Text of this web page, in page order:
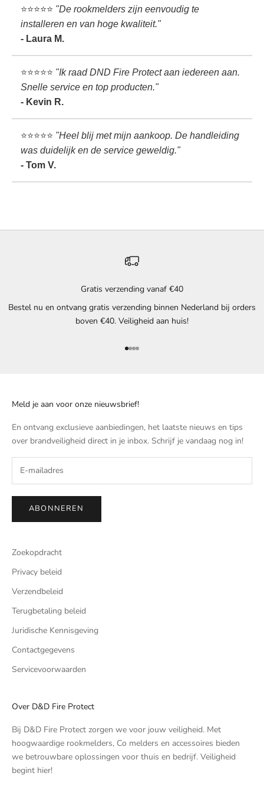
⭐️⭐️⭐️⭐️⭐️ "De rookmelders zijn eenvoudig te
installeren en van hoge kwaliteit."
- Laura M.
⭐️⭐️⭐️⭐️⭐️ "Ik raad DND Fire Protect aan iedereen aan.
Snelle service en top producten."
- Kevin R.
⭐️⭐️⭐️⭐️⭐️ "Heel blij met mijn aankoop. De handleiding
was duidelijk en de service geweldig."
- Tom V.
Gratis verzending vanaf €40
Bestel nu en ontvang gratis verzending binnen Nederland bij orders
boven €40. Veiligheid aan huis!
Naar artikel 1
Naar artikel 2
Naar artikel 3
Naar artikel 4
Meld je aan voor onze nieuwsbrief!
En ontvang exclusieve aanbiedingen, het laatste nieuws en tips
over brandveiligheid direct in je inbox. Schrijf je vandaag nog in!
ABONNEREN
Zoekopdracht
Privacy beleid
Verzendbeleid
Terugbetaling beleid
Juridische Kennisgeving
Contactgegevens
Servicevoorwaarden
Over D&D Fire Protect
Bij D&D Fire Protect zorgen we voor jouw veiligheid. Met
hoogwaardige rookmelders, Co melders en accessoires bieden
we betrouwbare oplossingen voor thuis en bedrijf. Veiligheid
begint hier!